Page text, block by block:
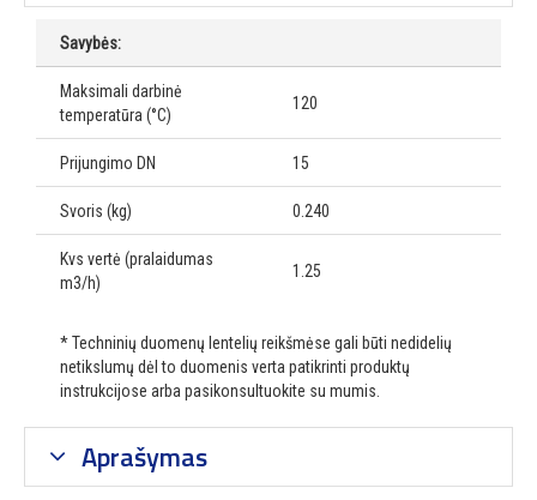
Savybės:
Maksimali darbinė
temperatūra (°C)
120
Prijungimo DN 15
Svoris (kg) 0.240
Kvs vertė (pralaidumas
m3/h)
1.25
* Techninių duomenų lentelių reikšmėse gali būti nedidelių
netikslumų dėl to duomenis verta patikrinti produktų
instrukcijose arba pasikonsultuokite su mumis.
Aprašymas